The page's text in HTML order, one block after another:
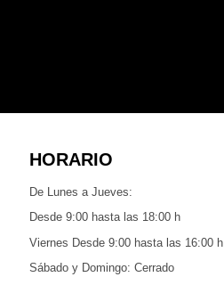
HORARIO
De Lunes a Jueves:
Desde 9:00 hasta las 18:00 h
Viernes Desde 9:00 hasta las 16:00 h
Sábado y Domingo: Cerrado